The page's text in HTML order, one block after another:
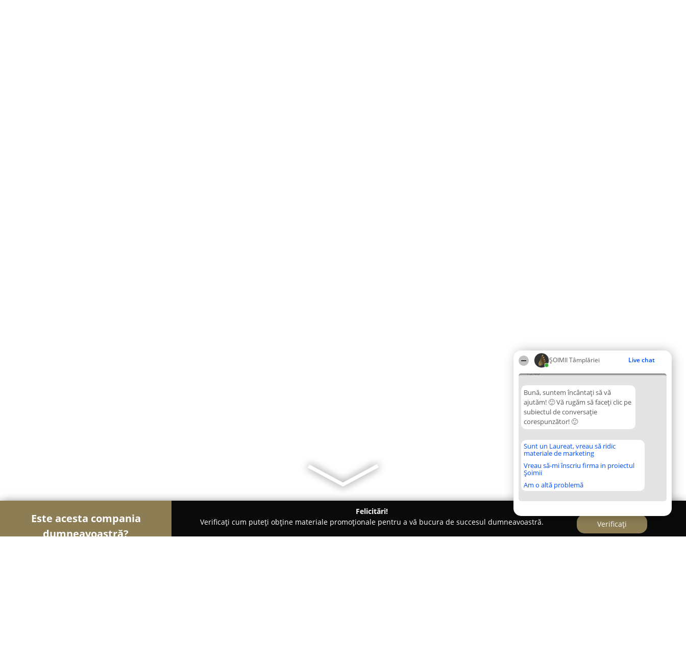
ȘOIMII Tâmplăriei Live chat
13:40
Bună, suntem încântați să vă
ajutăm! 🙂 Vă rugăm să faceți clic pe
subiectul de conversație
corespunzător! 🙂
Sunt un Laureat, vreau să ridic
materiale de marketing
Vreau să-mi înscriu firma in proiectul
Șoimii
Am o altă problemă
Este acesta compania
dumneavoastră?
Felicitări!
Verificați cum puteți obține materiale promoționale pentru a vă bucura de succesul dumneavoastră.
Verificați